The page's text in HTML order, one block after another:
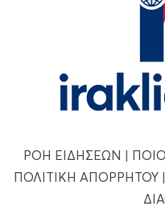
ΡΟΗ ΕΙΔΗΣΕΩΝ |
ΠΟΛΙΤΙΚΗ ΑΠΟΡΡΗΤΟΥ|